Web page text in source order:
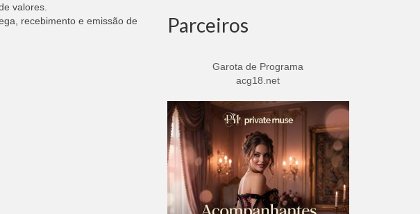
valores.
recebimento e emissão de
Parceiros
Garota de Programa
acg18.net